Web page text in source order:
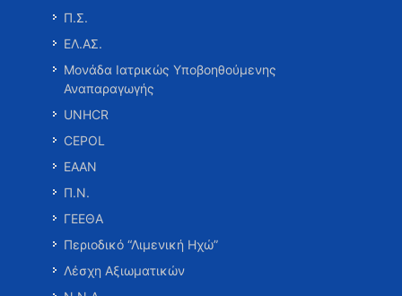
Π.Σ.
ΕΛ.ΑΣ.
Μονάδα Ιατρικώς Υποβοηθούμενης
Αναπαραγωγής
UNHCR
CEPOL
ΕΑΑΝ
Π.Ν.
ΓΕΕΘΑ
Περιοδικό “Λιμενική Ηχώ”
Λέσχη Αξιωματικών